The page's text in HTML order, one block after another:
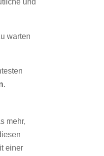
warten
.
mehr,
einer